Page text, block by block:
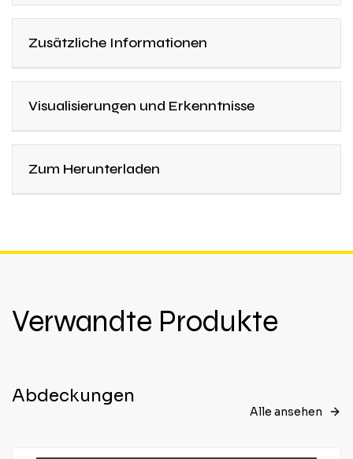
Zusätzliche Informationen
Visualisierungen und Erkenntnisse
Zum Herunterladen
Verwandte Produkte
Abdeckungen
Alle ansehen